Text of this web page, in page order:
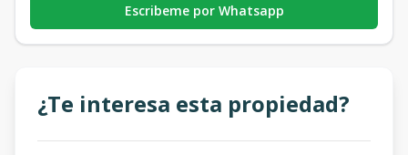
Escribeme por Whatsapp
¿Te interesa esta propiedad?